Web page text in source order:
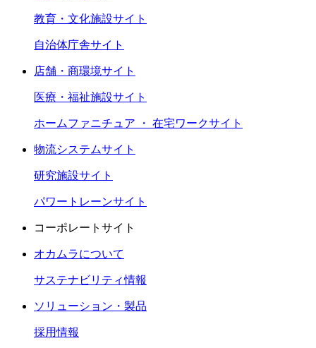
教育・文化施設サイト
自治体庁舎サイト
店舗・商環境サイト
医療・福祉施設サイト
ホームファニチュア ・ 在宅ワークサイト
物流システムサイト
研究施設サイト
パワートレーンサイト
コーポレートサイト
オカムラについて
サステナビリティ情報
ソリューション・製品
採用情報